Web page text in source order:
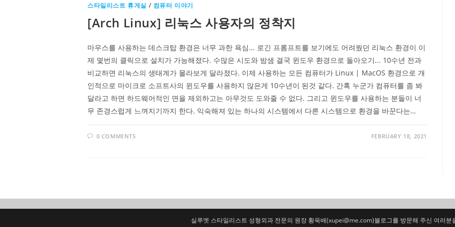
스타일리스트 휴게실 / 컴퓨터 이야기
[Arch Linux] 리눅스 사용자의 정착지
마우스를 사용하는 데스크탑 환경은 너무 과한 욕심... 로긴 프롬프트를 보기에도 어려웠던 리눅스 환경이 이
제 몇번의 클릭으로 설치가 가능해졌다. 수많은 시도와 밤샘 결국 윈도우 환경으로 돌아오기... 10수년 전과
비교하면 리눅스의 생태계가 몰라보게 달라졌다. 이제 사용하는 모든 컴퓨터가 Linux | MacOS 환경으로 개
인적으로 마이크로 소프트사의 윈도우를 사용하지 않은게 10수년이 된것 같다. 간혹 누군가 컴퓨터를 좀 봐
달라고 하면 하드웨어적인 면을 제외하고는 아무것도 도와줄 수 없다. 그리고 윈도우를 사용하는 분들이 너
무 존경스럽게 느껴지기까지 한다. 익숙해져 있는 하나의 시스템에서 다른 시스템으로 환경을 바꾼다는…
0 COMMENTS FEBRUARY 18, 2021
실루엣 스타일리스트 성형외과 전문의 원장 황욱배(xupei@me.com)블로그를 방문해 주신 여러분